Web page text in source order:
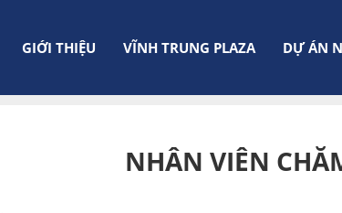
GIỚI THIỆU VĨNH TRUNG PLAZA DỰ ÁN
NHÂN VIÊN